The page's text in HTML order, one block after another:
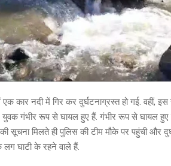
कार नदी में गिर कर दुर्घटनाग्रस्त हो गई. वहीं,
युवक गंभीर रूप से घायल हुए हैं. गंभीर रूप से घायल हुए
सूचना मिलते ही पुलिस की टीम मौके पर पहुंची और
लग घाटी के रहने वाले हैं.